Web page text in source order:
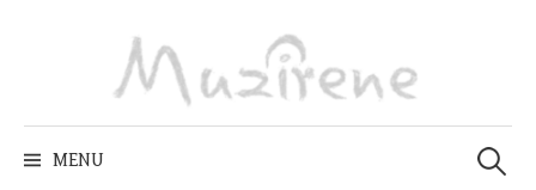
MENU
Zoeken
naar: